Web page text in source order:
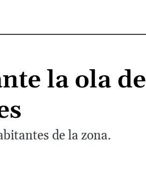
la ola de
de la zona.